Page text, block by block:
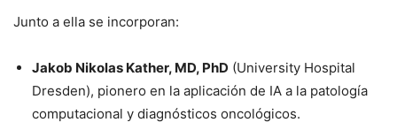
Junto a ella se incorporan:
Jakob Nikolas Kather, MD, PhD (University Hospital
Dresden), pionero en la aplicación de IA a la patología
computacional y diagnósticos oncológicos.